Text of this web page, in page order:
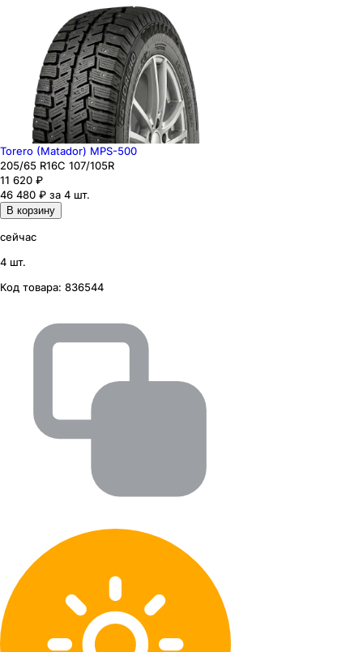
Torero (Matador) MPS-500
205/65 R16C 107/105R
11 620 ₽
46 480 ₽ за 4 шт.
В корзину
сейчас
4 шт.
Код товара: 836544